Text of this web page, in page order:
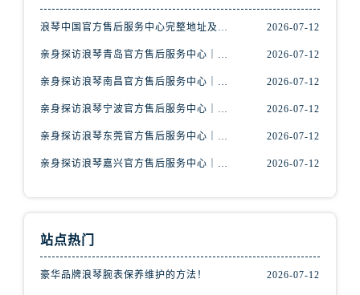
浪琴中国官方售后服务中心完整地址及热线实地考察报告+多信源验证（2026年7月最新） 2026-07-12
亲身探访浪琴青岛官方售后服务中心｜最新电话及地址（2026年7月最新） 2026-07-12
亲身探访浪琴南昌官方售后服务中心｜最新电话及地址（2026年7月最新） 2026-07-12
亲身探访浪琴宁波官方售后服务中心｜网点地址及售后热线（2026年7月最新） 2026-07-12
亲身探访浪琴东莞官方售后服务中心｜地址与联系电话（2026年7月最新） 2026-07-12
亲身探访浪琴嘉兴官方售后服务中心｜热线电话与网点地址（2026年7月最新） 2026-07-12
站点热门
豪华品牌浪琴腕表保养维护的方法！ 2026-07-12